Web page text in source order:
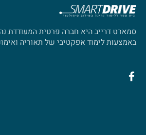
סמארט דרייב היא חברה פרטית המעודדת
באמצעות לימוד אפקטיבי של תאוריה